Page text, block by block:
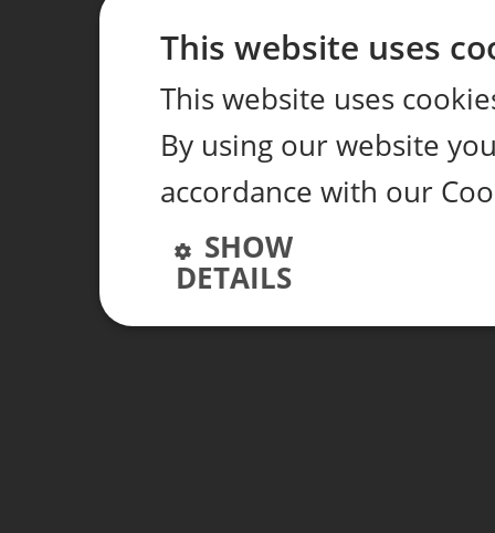
This website uses
This website uses
By using our website
accordance with our
SHOW
DETAILS